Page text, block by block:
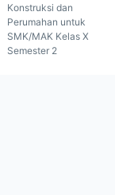
Konstruksi dan
Perumahan untuk
SMK/MAK Kelas X
Semester 2